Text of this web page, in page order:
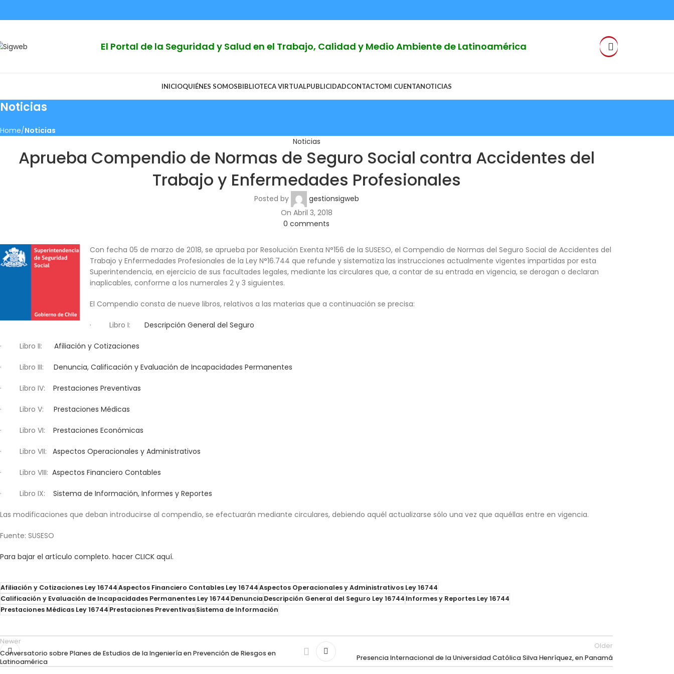
El Portal de la Seguridad y Salud en el Trabajo, Calidad y Medio Ambiente de Latinoamérica
INICIOQUIÉNES SOMOSBIBLIOTECA VIRTUALPUBLICIDADCONTACTOMI CUENTANOTICIAS
Noticias
Home Noticias
Noticias
Aprueba Compendio de Normas de Seguro Social contra Accidentes del
Trabajo y Enfermedades Profesionales
Posted by
gestionsigweb
On Abril 3, 2018
0 comments
Con fecha 05 de marzo de 2018, se aprueba por Resolución Exenta N°156 de la SUSESO, el Compendio de Normas del Seguro Social de Accidentes del
Trabajo y Enfermedades Profesionales de la Ley N°16.744 que refunde y sistematiza las instrucciones actualmente vigentes impartidas por esta
Superintendencia, en ejercicio de sus facultades legales, mediante las circulares que, a contar de su entrada en vigencia, se derogan o declaran
inaplicables, conforme a los numerales 2 y 3 siguientes.
El Compendio consta de nueve libros, relativos a las materias que a continuación se precisa:
· Libro I: Descripción General del Seguro
· Libro II: Afiliación y Cotizaciones
· Libro III: Denuncia, Calificación y Evaluación de Incapacidades Permanentes
· Libro IV: Prestaciones Preventivas
· Libro V: Prestaciones Médicas
· Libro VI: Prestaciones Económicas
· Libro VII: Aspectos Operacionales y Administrativos
· Libro VIII: Aspectos Financiero Contables
· Libro IX: Sistema de Información, Informes y Reportes
Las modificaciones que deban introducirse al compendio, se efectuarán mediante circulares, debiendo aquél actualizarse sólo una vez que aquéllas entre en vigencia.
Fuente: SUSESO
Para bajar el artículo completo. hacer CLICK aquí.
Afiliación y Cotizaciones Ley 16744Aspectos Financiero Contables Ley 16744Aspectos Operacionales y Administrativos Ley 16744
Calificación y Evaluación de Incapacidades Permanentes Ley 16744DenunciaDescripción General del Seguro Ley 16744Informes y Reportes Ley 16744
Prestaciones Médicas Ley 16744Prestaciones PreventivasSistema de Información
Newer
Conversatorio sobre Planes de Estudios de la Ingeniería en Prevención de Riesgos en
Latinoamérica
Older
Presencia Internacional de la Universidad Católica Silva Henríquez, en Panamá